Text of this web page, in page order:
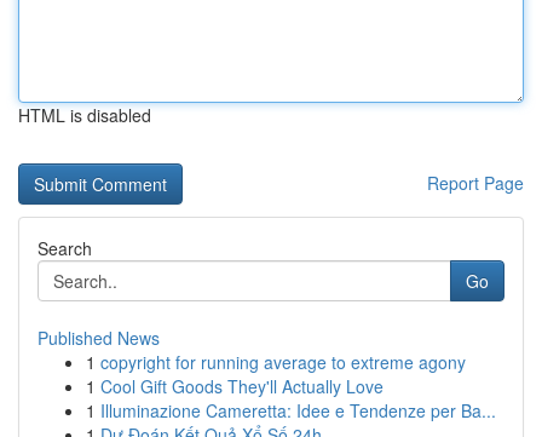
HTML is disabled
Report Page
Search
Go
Published News
1 copyright for running average to extreme agony
1 Cool Gift Goods They'll Actually Love
1 Illuminazione Cameretta: Idee e Tendenze per Ba...